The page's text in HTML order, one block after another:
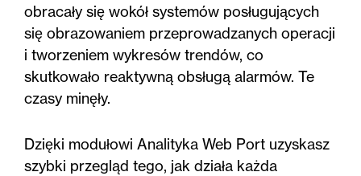
obracały się wokół systemów posługujących
się obrazowaniem przeprowadzanych operacji
i tworzeniem wykresów trendów, co
skutkowało reaktywną obsługą alarmów. Te
czasy minęły.
Dzięki modułowi Analityka Web Port uzyskasz
szybki przegląd tego, jak działa każda